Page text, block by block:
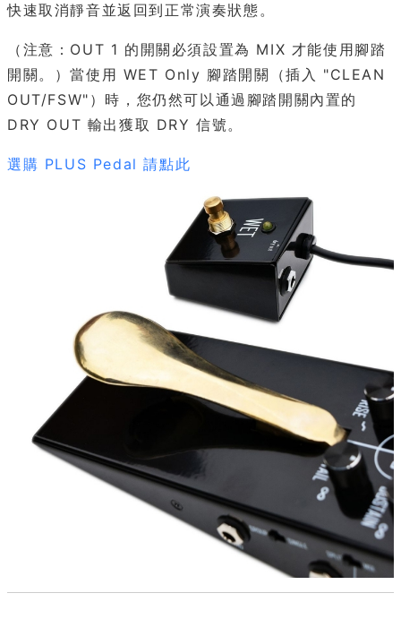
快速取消靜音並返回到正常演奏狀態。
（注意：OUT 1 的開關必須設置為 MIX 才能使用腳踏
開關。）當使用 WET Only 腳踏開關（插入 "CLEAN
OUT/FSW"）時，您仍然可以通過腳踏開關內置的
DRY OUT 輸出獲取 DRY 信號。
選購 PLUS Pedal 請點此